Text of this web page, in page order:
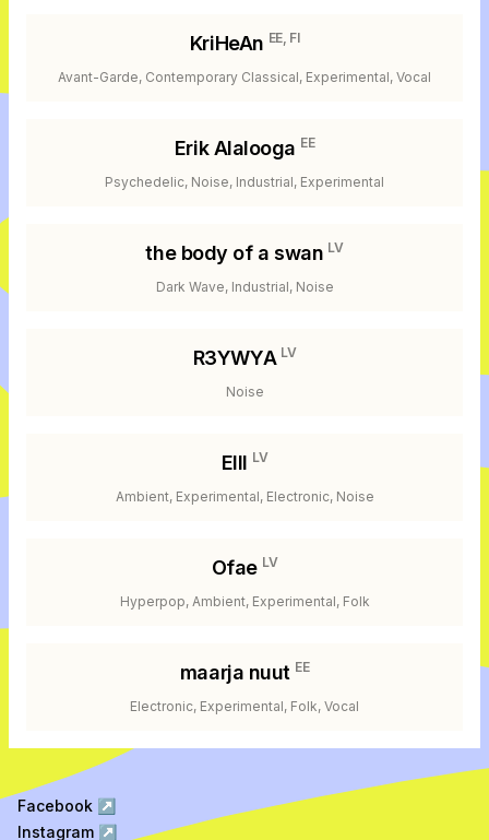
KriHeAn EE, FI
Avant-Garde, Contemporary Classical, Experimental, Vocal
Erik Alalooga EE
Psychedelic, Noise, Industrial, Experimental
the body of a swan LV
Dark Wave, Industrial, Noise
R3YWYA LV
Noise
EIII LV
Ambient, Experimental, Electronic, Noise
Ofae LV
Hyperpop, Ambient, Experimental, Folk
maarja nuut EE
Electronic, Experimental, Folk, Vocal
Facebook ↗
Instagram ↗